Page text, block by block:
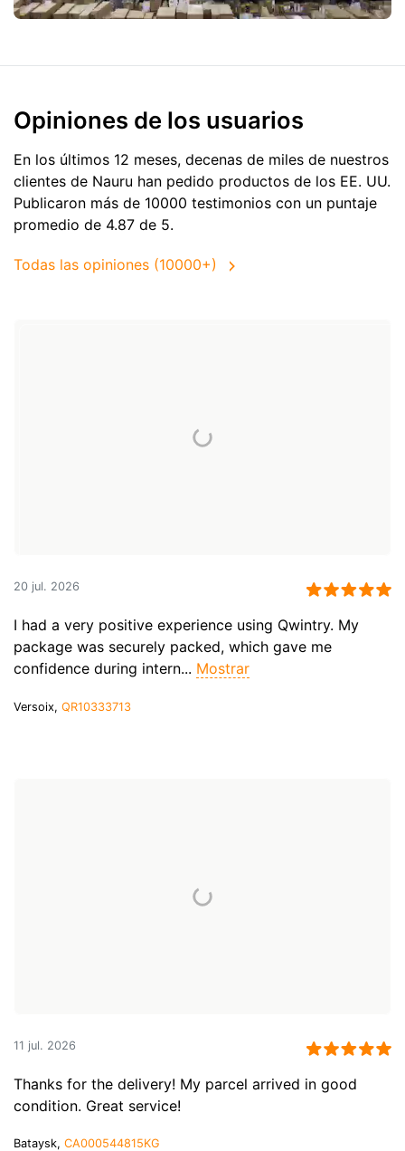
Opiniones de los usuarios
En los últimos 12 meses, decenas de miles de nuestros
clientes de Nauru han pedido productos de los EE. UU.
Publicaron más de 10000 testimonios con un puntaje
promedio de 4.87 de 5.
Todas las opiniones (10000+)
20 jul. 2026
I had a very positive experience using Qwintry. My
package was securely packed, which gave me
confidence during intern... Mostrar
Versoix, QR10333713
11 jul. 2026
Thanks for the delivery! My parcel arrived in good
condition. Great service!
Bataysk, CA000544815KG